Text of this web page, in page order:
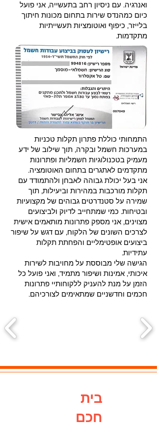
ואנרגיה. עם ניסיון רחב בתעשייה, אני פועל
כיום כמהנדס שירות בתחום מכונות חיתוך
בלייזר, כיפוף ואוטומציות תעשייתיות
מתקדמות.
התמחותי כוללת פתרון תקלות טכניות
במערכות חשמל ובקרה, תוך שילוב של ידע
מעמיק בטכנולוגיות חשמליות ופתרונות
מתקדמים לאתגרים בתחום האוטומציה.
אני בעל יכולת גבוהה לאבחן ולהתמודד עם
תקלות מורכבות במהירות וביעילות, תוך
שמירה על סטנדרטים גבוהים של מקצועיות
ובטיחות. כמי שמתחייב לדיוק ולביצועים
מצוינים, אני מספק פתרונות מותאמים אישית
לצרכים השונים של הלקוח, עם דגש על שיפור
ביצועים אופטימליים והפחתת תקלות
עתידיות.
הגישה שלי מבוססת על מחויבות לשירות
איכותי, אמינות ושיפור מתמיד, ואני פועל כל
הזמן על מנת להעניק ללקוחותיי פתרונות
חכמים וחדשניים שמתאימים לצורכיהם.
בית
חכם